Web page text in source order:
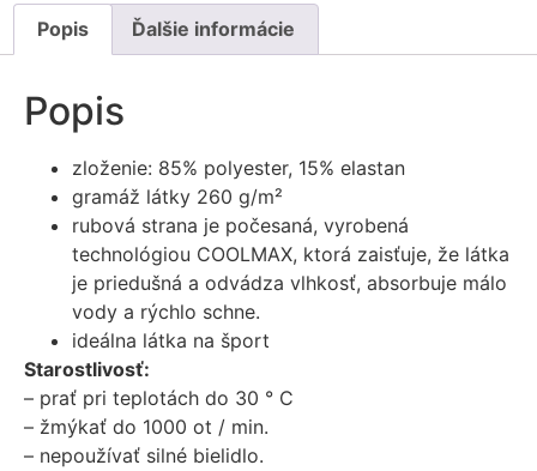
Popis Ďalšie informácie
Popis
zloženie: 85% polyester, 15% elastan
gramáž látky 260 g/m²
rubová strana je počesaná, vyrobená
technológiou COOLMAX, ktorá zaisťuje, že látka
je priedušná a odvádza vlhkosť, absorbuje málo
vody a rýchlo schne.
ideálna látka na šport
Starostlivosť:
– prať pri teplotách do 30 ° C
– žmýkať do 1000 ot / min.
– nepoužívať silné bielidlo.